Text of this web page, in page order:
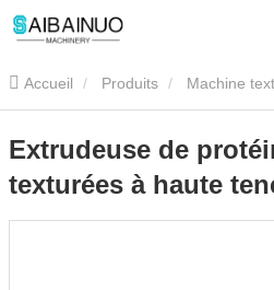
Accueil Produits Machine
Extrudeuse de protéines de soja
humidité
Extrudeuse de
texturées à haute